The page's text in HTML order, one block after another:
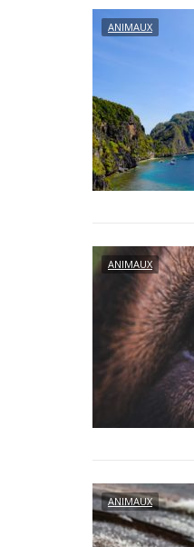
ANIMAUX
ANIMAUX
ANIMAUX